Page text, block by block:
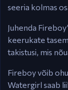
seeria kolmas
Juhenda
keerukate
takistusi, mis
Fireboy võib
Watergirl saab